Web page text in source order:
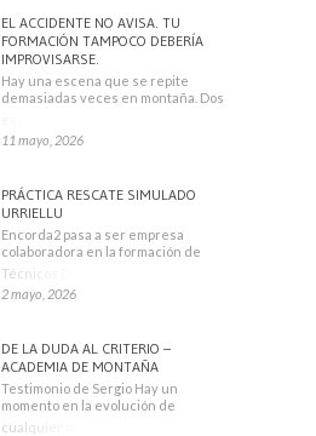
EL ACCIDENTE NO AVISA. TU
FORMACIÓN TAMPOCO DEBERÍA
IMPROVISARSE.
Hay una escena que se repite
demasiadas veces en montaña. Dos
11 mayo, 2026
PRÁCTICA RESCATE SIMULADO
URRIELLU
Encorda2 pasa a ser empresa
colaboradora en la formación de
Técnicos Deportivos
2 mayo, 2026
DE LA DUDA AL CRITERIO –
ACADEMIA DE MONTAÑA
Testimonio de Sergio Hay un
momento en la evolución de
cualquier montañero